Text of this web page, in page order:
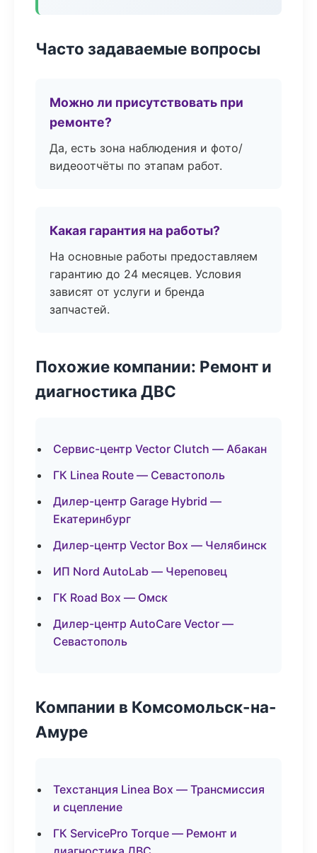
Часто задаваемые вопросы
Можно ли присутствовать при
ремонте?
Да, есть зона наблюдения и фото/
видеоотчёты по этапам работ.
Какая гарантия на работы?
На основные работы предоставляем
гарантию до 24 месяцев. Условия
зависят от услуги и бренда
запчастей.
Похожие компании: Ремонт и
диагностика ДВС
Сервис-центр Vector Clutch — Абакан
ГК Linea Route — Севастополь
Дилер-центр Garage Hybrid —
Екатеринбург
Дилер-центр Vector Box — Челябинск
ИП Nord AutoLab — Череповец
ГК Road Box — Омск
Дилер-центр AutoCare Vector —
Севастополь
Компании в Комсомольск-на-
Амуре
Техстанция Linea Box — Трансмиссия
и сцепление
ГК ServicePro Torque — Ремонт и